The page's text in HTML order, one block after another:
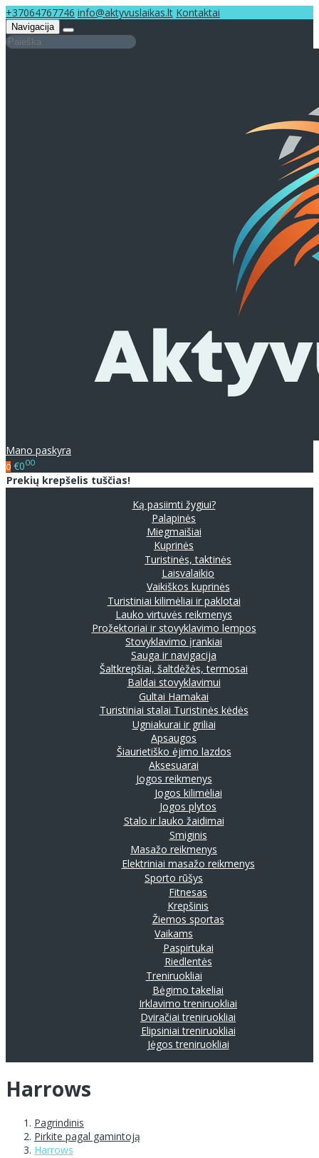
+37064767746 info@aktyvuslaikas.lt Kontaktai
Navigacija
Mano paskyra
0 €000
Prekių krepšelis tuščias!
Ką pasiimti žygiui?
Palapinės
Miegmaišiai
Kuprinės
Turistinės, taktinės
Laisvalaikio
Vaikiškos kuprinės
Turistiniai kilimėliai ir paklotai
Lauko virtuvės reikmenys
Prožektoriai ir stovyklavimo lempos
Stovyklavimo įrankiai
Sauga ir navigacija
Šaltkrepšiai, šaltdėžės, termosai
Baldai stovyklavimui
Gultai Hamakai
Turistiniai stalai Turistinės kėdės
Ugniakurai ir griliai
Apsaugos
Šiaurietiško ėjimo lazdos
Aksesuarai
Jogos reikmenys
Jogos kilimėliai
Jogos plytos
Stalo ir lauko žaidimai
Smiginis
Masažo reikmenys
Elektriniai masažo reikmenys
Sporto rūšys
Fitnesas
Krepšinis
Žiemos sportas
Vaikams
Paspirtukai
Riedlentės
Treniruokliai
Bėgimo takeliai
Irklavimo treniruokliai
Dviračiai treniruokliai
Elipsiniai treniruokliai
Jėgos treniruokliai
Harrows
Pagrindinis
Pirkite pagal gamintoją
Harrows